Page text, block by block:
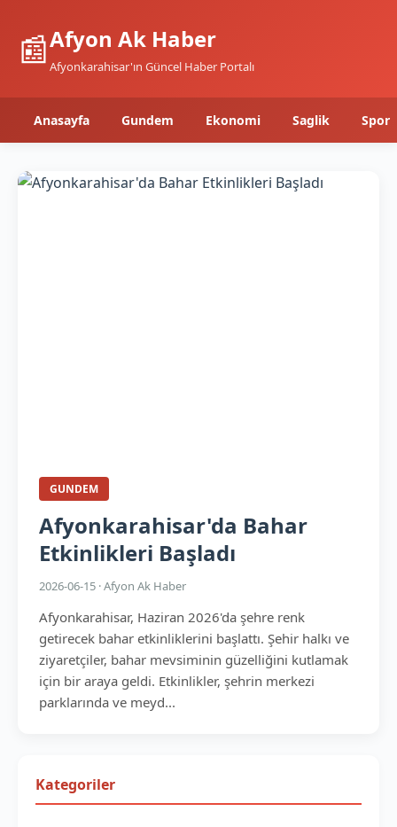
📰Afyon Ak Haber
Afyonkarahisar'ın Güncel Haber Portalı
Anasayfa Gundem Ekonomi Saglik Spor
GUNDEM
Afyonkarahisar'da Bahar
Etkinlikleri Başladı
2026-06-15 · Afyon Ak Haber
Afyonkarahisar, Haziran 2026'da şehre renk
getirecek bahar etkinliklerini başlattı. Şehir halkı ve
ziyaretçiler, bahar mevsiminin güzelliğini kutlamak
için bir araya geldi. Etkinlikler, şehrin merkezi
parklarında ve meyd...
Kategoriler